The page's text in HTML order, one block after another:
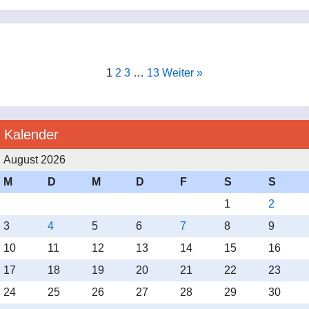
E-Mail*
Telefon*
Recaptcha
Sen II C Standard
2. Platz: Markus Gangl / Andrea Susann Ziefle
Wieder ein Doppelerfolg – und ein zweites Treppchen
für Markus und Andrea!
beeindruckt und den Verein hervorragend vertreten.
**Stefan Strupp und Bettina Strupp** ertanzten sich einen
Paaren** – eine fantastische Leistung in einem stark
besetzten Feld!
1 2 3 … 13 Weiter »
Kalender
August 2026
M
D M D F S
S
1
2
3
4 5 6 7 8
9
10
11 12 13 14 15
16
17
18 19 20 21 22
23
24
25 26 27 28 29
30